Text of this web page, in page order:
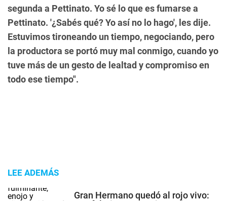
segunda a Pettinato. Yo sé lo que es fumarse a
Pettinato. '¿Sabés qué? Yo así no lo hago', les dije.
Estuvimos tironeando un tiempo, negociando, pero
la productora se portó muy mal conmigo, cuando yo
tuve más de un gesto de lealtad y compromiso en
todo ese tiempo".
LEE ADEMÁS
Gran Hermano quedó al rojo vivo: